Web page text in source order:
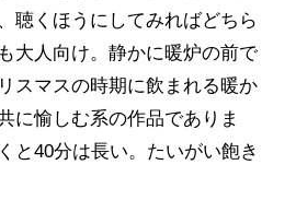
聴くほうにしてみればどちら
大人向け。静かに暖炉の前で
スマスの時期に飲まれる暖か
に愉しむ系の作品でありま
と40分は長い。たいがい飽き